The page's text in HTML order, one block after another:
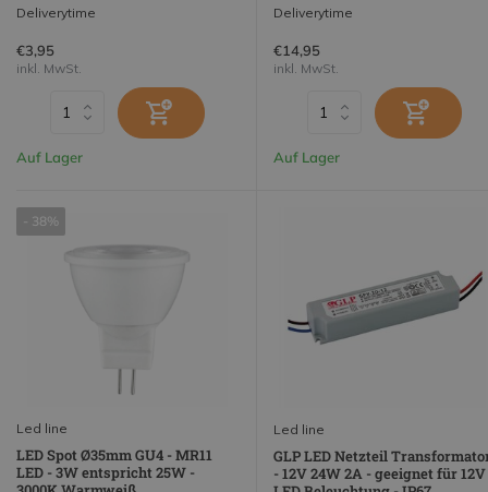
Deliverytime
€3,95
inkl. MwSt.
Auf Lager
Deliverytime
€14,95
inkl. MwSt.
Auf Lager
- 38%
Led line
LED Spot Ø35mm GU4 - MR11
LED - 3W entspricht 25W -
Led line
GLP LED Netzteil
- 12V 24W 2A - geeignet für 12V